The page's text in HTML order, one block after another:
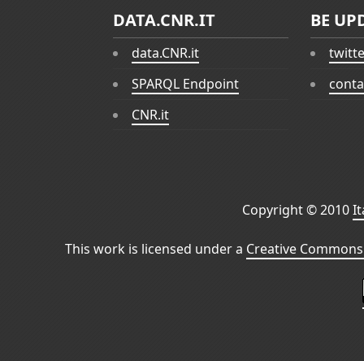
DATA.CNR.IT
data.CNR.it
SPARQL Endpoint
CNR.it
BE
Copyright © 2010
This work is licensed under a Creative